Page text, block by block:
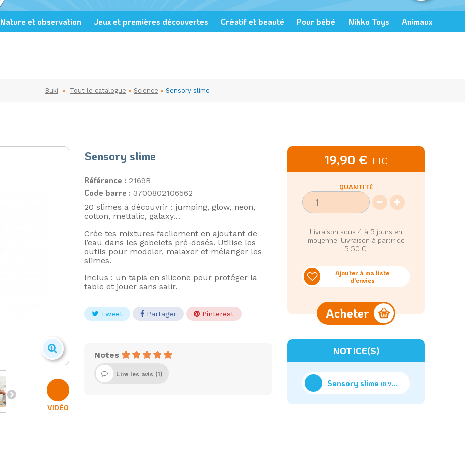
Nature et observation Jeux et premières découvertes Créatif et beauté Pour bébé Nikko Toys Animaux
Buki Tout le catalogue Science Sensory slime
VIDÉO
Sensory slime
Référence : 2169B
Code barre : 3700802106562
20 slimes à découvrir : jumping, glow, neon,
cotton, mettalic, galaxy…
Crée tes mixtures facilement en ajoutant de
l’eau dans les gobelets pré-dosés. Utilise les
outils pour modeler, malaxer et mélanger les
slimes.
Inclus : un tapis en silicone pour protéger la
table et jouer sans salir.
Tweet Partager Pinterest
Notes
Lire les avis (1)
19,90 € TTC
QUANTITÉ
Livraison sous 4 à 5 jours en
moyenne. Livraison à partir de
5,50 €.
Acheter
Ajouter à ma liste
d'envies
NOTICE(S)
Sensory slime(8.95M)